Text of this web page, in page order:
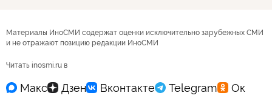
Материалы ИноСМИ содержат оценки исключительно зарубежных СМИ
и не отражают позицию редакции ИноСМИ
Читать inosmi.ru в